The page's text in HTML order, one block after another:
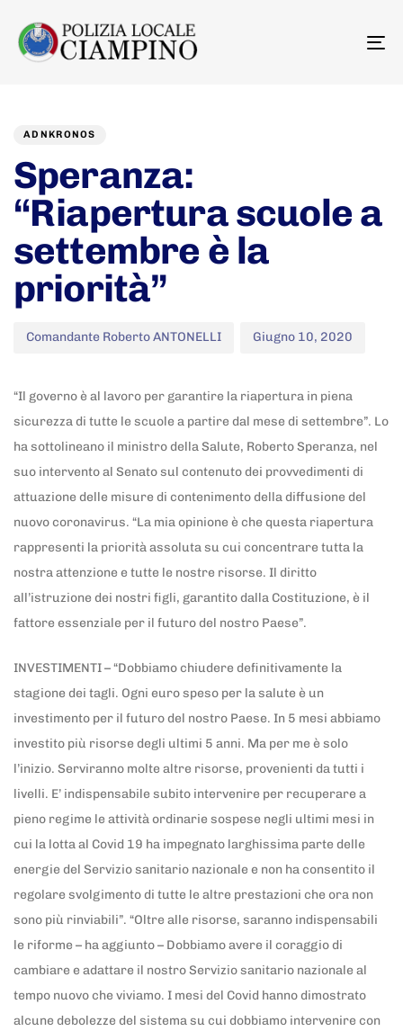
ADNKRONOS
Speranza:
“Riapertura scuole a
settembre è la
priorità”
Comandante Roberto ANTONELLI Giugno 10, 2020
“Il governo è al lavoro per garantire la riapertura in piena
sicurezza di tutte le scuole a partire dal mese di settembre”. Lo
ha sottolineano il ministro della Salute, Roberto Speranza, nel
suo intervento al Senato sul contenuto dei provvedimenti di
attuazione delle misure di contenimento della diffusione del
nuovo coronavirus. “La mia opinione è che questa riapertura
rappresenti la priorità assoluta su cui concentrare tutta la
nostra attenzione e tutte le nostre risorse. Il diritto
all’istruzione dei nostri figli, garantito dalla Costituzione, è il
fattore essenziale per il futuro del nostro Paese”.
INVESTIMENTI – “Dobbiamo chiudere definitivamente la
stagione dei tagli. Ogni euro speso per la salute è un
investimento per il futuro del nostro Paese. In 5 mesi abbiamo
investito più risorse degli ultimi 5 anni. Ma per me è solo
l’inizio. Serviranno molte altre risorse, provenienti da tutti i
livelli. E’ indispensabile subito intervenire per recuperare a
pieno regime le attività ordinarie sospese negli ultimi mesi in
cui la lotta al Covid 19 ha impegnato larghissima parte delle
energie del Servizio sanitario nazionale e non ha consentito il
regolare svolgimento di tutte le altre prestazioni che ora non
sono più rinviabili”. “Oltre alle risorse, saranno indispensabili
le riforme – ha aggiunto – Dobbiamo avere il coraggio di
cambiare e adattare il nostro Servizio sanitario nazionale al
tempo nuovo che viviamo. I mesi del Covid hanno dimostrato
alcune debolezze del sistema su cui dobbiamo intervenire con